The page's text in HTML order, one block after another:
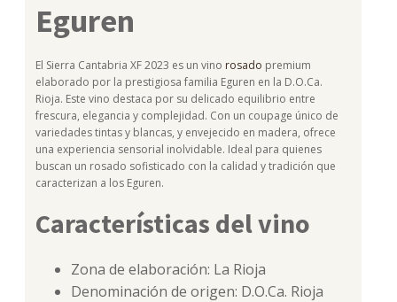
Eguren
El Sierra Cantabria XF 2023 es un vino rosado premium
elaborado por la prestigiosa familia Eguren en la D.O.Ca.
Rioja. Este vino destaca por su delicado equilibrio entre
frescura, elegancia y complejidad. Con un coupage único de
variedades tintas y blancas, y envejecido en madera, ofrece
una experiencia sensorial inolvidable. Ideal para quienes
buscan un rosado sofisticado con la calidad y tradición que
caracterizan a los Eguren.
Características del vino
Zona de elaboración: La Rioja
Denominación de origen: D.O.Ca. Rioja